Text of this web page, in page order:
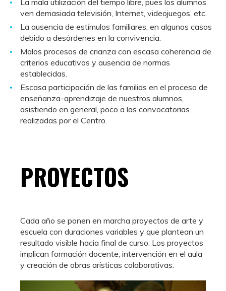
ven demasiada televisión, Internet, videojuegos, etc.
La ausencia de estímulos familiares, en algunos casos
debido a desórdenes en la convivencia.
Malos procesos de crianza con escasa coherencia de
criterios educativos y ausencia de normas
establecidas.
Escasa participación de las familias en el proceso de
enseñanza-aprendizaje de nuestros alumnos,
asistiendo en general, poco a las convocatorias
realizadas por el Centro.
PROYECTOS
Cada año se ponen en marcha proyectos de arte y
escuela con duraciones variables y que plantean un
resultado visible hacia final de curso. Los proyectos
implican formación docente, intervención en el aula
y creación de obras arísticas colaborativas.